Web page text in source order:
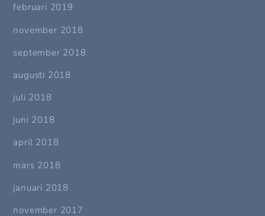
februari 2019
november 2018
september 2018
augusti 2018
juli 2018
juni 2018
april 2018
mars 2018
januari 2018
november 2017